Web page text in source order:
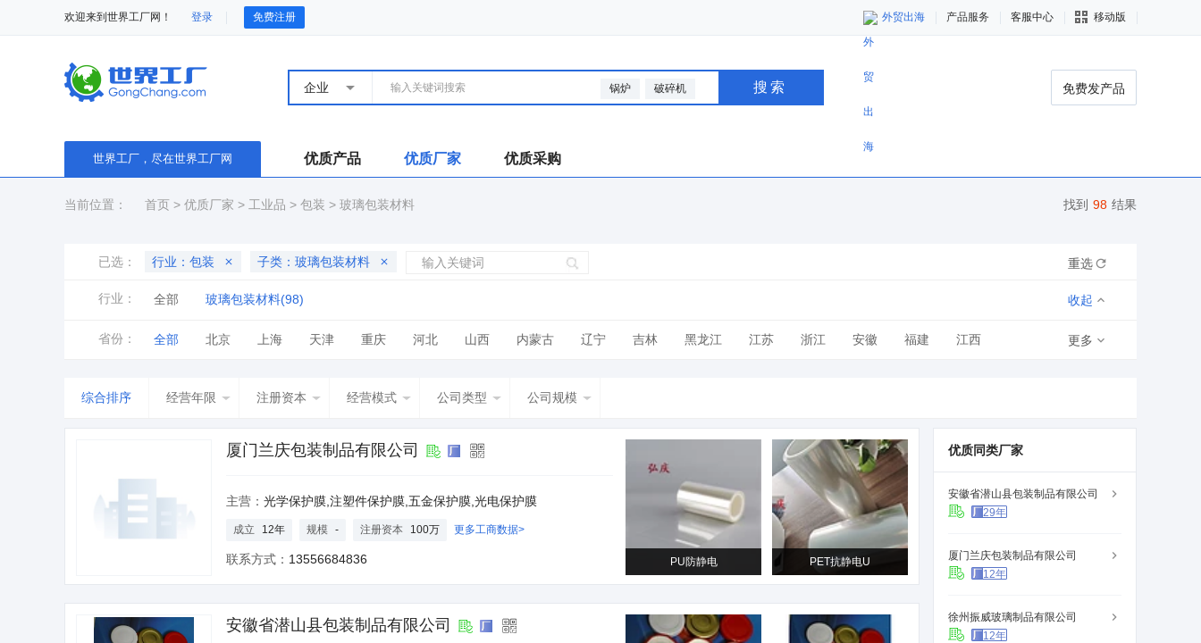
欢迎来到世界工厂网！ 登录 免费注册 外贸出海 产品服务 客服中心 移动版
企业 搜索
锅炉 破碎机 免费发产品
世界工厂，尽在世界工厂网 优质产品 优质厂家 优质采购
当前位置： 首页 > 优质厂家 > 工业品 > 包装 > 玻璃包装材料 找到 98 结果
已选： 行业：包装 子类：玻璃包装材料 重选
行业： 全部 玻璃包装材料(98) 收起
省份： 全部 北京 上海 天津 重庆 河北 山西 内蒙古 辽宁 吉林 黑龙江 江苏 浙江 安徽 福建 江西
台湾 香港 澳门
更多
综合排序 经营年限 注册资本 经营模式 公司类型 公司规模
厦门兰庆包装制品有限公司
主营： 光学保护膜,注塑件保护膜,五金保护膜,光电保护膜
成立 12年 规模 - 注册资本 100万 更多工商数据>
联系方式： 13556684836 PU防静电 PET抗静电U
安徽省潜山县包装制品有限公司
优质同类厂家
安徽省潜山县包装制品有限公司
29年
厦门兰庆包装制品有限公司
12年
徐州振威玻璃制品有限公司
12年